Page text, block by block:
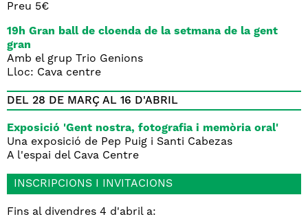
Preu 5€
19h Gran ball de cloenda de la setmana de la gent
gran
Amb el grup Trio Genions
Lloc: Cava centre
DEL 28 DE MARÇ AL 16 D'ABRIL
Exposició 'Gent nostra, fotografia i memòria oral'
Una exposició de Pep Puig i Santi Cabezas
A l'espai del Cava Centre
INSCRIPCIONS I INVITACIONS
Fins al divendres 4 d'abril a: